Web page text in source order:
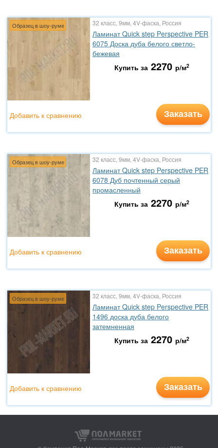
Образец в шоу-руме 32 класс, 9мм, 4V-фаска, Россия
Ламинат Quick step Perspective PER
6075 Доска дуба белого светло-
бежевая
Купить за 2270 р/м2
Заказать
Добавить к сравнению
Образец в шоу-руме 32 класс, 9мм, 4V-фаска, Россия
Ламинат Quick step Perspective PER
6078 Дуб почтенный серый
промасленный
Купить за 2270 р/м2
Заказать
Добавить к сравнению
Образец в шоу-руме 32 класс, 9мм, 4V-фаска, Россия
Ламинат Quick step Perspective PER
1496 доска дуба белого
затемненная
Купить за 2270 р/м2
Заказать
Добавить к сравнению